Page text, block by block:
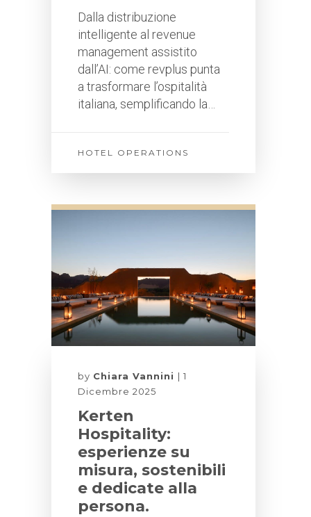
Dalla distribuzione
intelligente al revenue
management assistito
dall’AI: come revplus punta
a trasformare l’ospitalità
italiana, semplificando la…
HOTEL OPERATIONS
by Chiara Vannini
1
Dicembre 2025
Kerten
Hospitality:
esperienze su
misura, sostenibili
e dedicate alla
persona.